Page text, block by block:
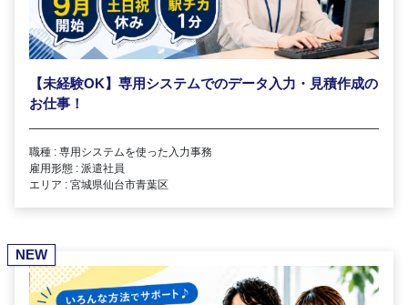
【未経験OK】専用システムでのデータ入力・見積作成の
お仕事！
職種 : 専用システムを使った入力事務
雇用形態 : 派遣社員
エリア : 宮城県仙台市青葉区
NEW